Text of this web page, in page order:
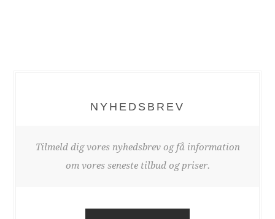
NYHEDSBREV
Tilmeld dig vores nyhedsbrev og få information
om vores seneste tilbud og priser.